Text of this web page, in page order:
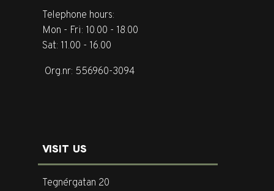
Telephone hours:
Mon - Fri: 10.00 - 18.00
Sat: 11.00 - 16.00
Org.nr: 556960-3094
VISIT US
Tegnérgatan 20